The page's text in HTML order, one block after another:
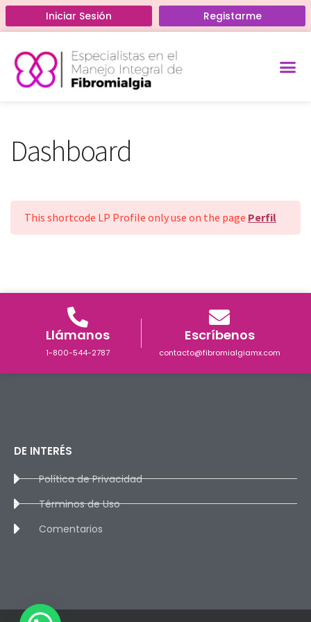
Iniciar Sesión Registarme
Home › Dashboard
Dashboard
This shortcode LP Profile only use on the page Perfil
Llámanos
1-800-544-2787
Escríbenos
contacto@fibromialgiamx.com
DE INTERÉS
Política de Privacidad
Términos de Uso
Comentarios